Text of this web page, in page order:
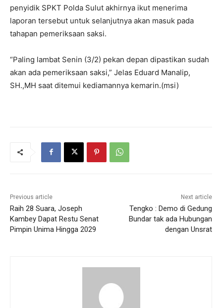
penyidik SPKT Polda Sulut akhirnya ikut menerima
laporan tersebut untuk selanjutnya akan masuk pada
tahapan pemeriksaan saksi.
“Paling lambat Senin (3/2) pekan depan dipastikan sudah
akan ada pemeriksaan saksi,” Jelas Eduard Manalip,
SH.,MH saat ditemui kediamannya kemarin.(msi)
Previous article
Raih 28 Suara, Joseph
Kambey Dapat Restu Senat
Pimpin Unima Hingga 2029
Next article
Tengko : Demo di Gedung
Bundar tak ada Hubungan
dengan Unsrat